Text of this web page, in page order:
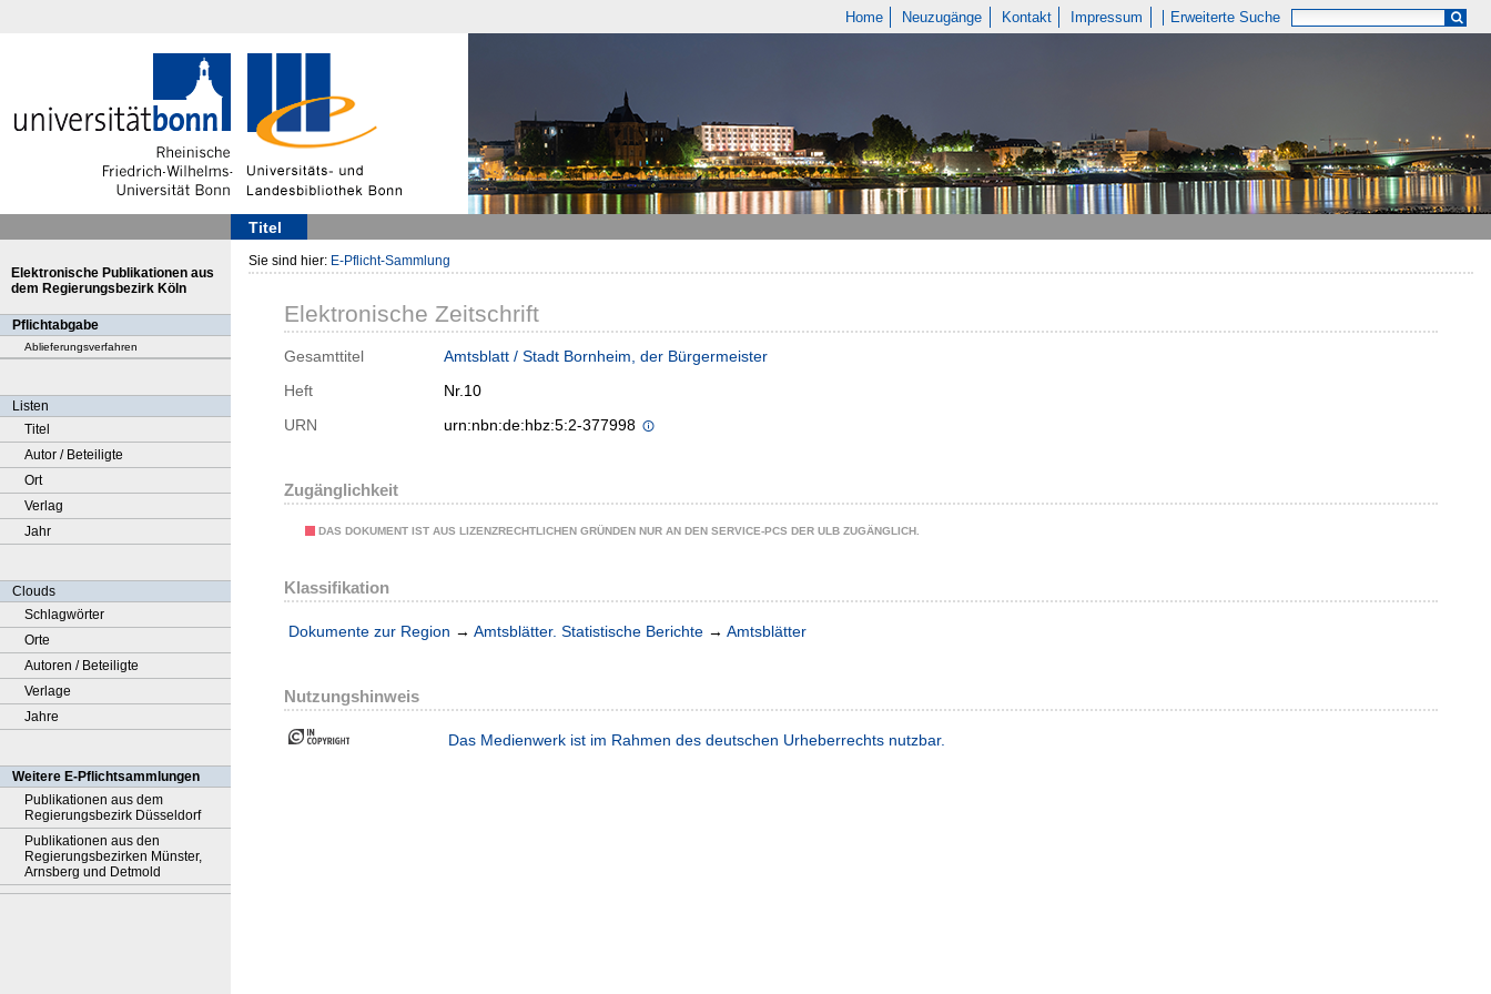
Home Neuzugänge Kontakt Impressum Erweiterte Suche
Titel
Elektronische Publikationen aus
dem Regierungsbezirk Köln
Pflichtabgabe
Ablieferungsverfahren
Listen
Titel
Autor / Beteiligte
Ort
Verlag
Jahr
Clouds
Schlagwörter
Orte
Autoren / Beteiligte
Verlage
Jahre
Weitere E-Pflichtsammlungen
Publikationen aus dem
Regierungsbezirk Düsseldorf
Publikationen aus den
Regierungsbezirken Münster,
Arnsberg und Detmold
Sie sind hier: E-Pflicht-Sammlung
Elektronische Zeitschrift
Gesamttitel
Amtsblatt / Stadt Bornheim, der Bürgermeister
Heft
Nr.10
URN
urn:nbn:de:hbz:5:2-377998
Zugänglichkeit
DAS DOKUMENT IST AUS LIZENZRECHTLICHEN GRÜNDEN NUR AN DEN SERVICE-PCS DER ULB ZUGÄNGLICH.
Klassifikation
Dokumente zur Region → Amtsblätter. Statistische Berichte → Amtsblätter
Nutzungshinweis
Das Medienwerk ist im Rahmen des deutschen Urheberrechts nutzbar.